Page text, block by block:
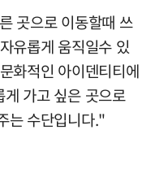
곳으로 이동할때 쓰
유롭게 움직일수 있
화적인 아이덴티티에
가고 싶은 곳으로
는 수단입니다."